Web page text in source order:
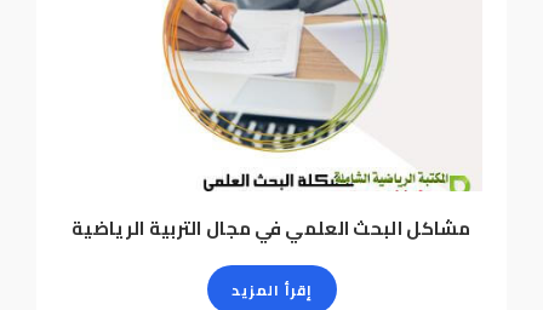
مشاكل البحث العلمي في مجال التربية الرياضية
إقرأ المزيد